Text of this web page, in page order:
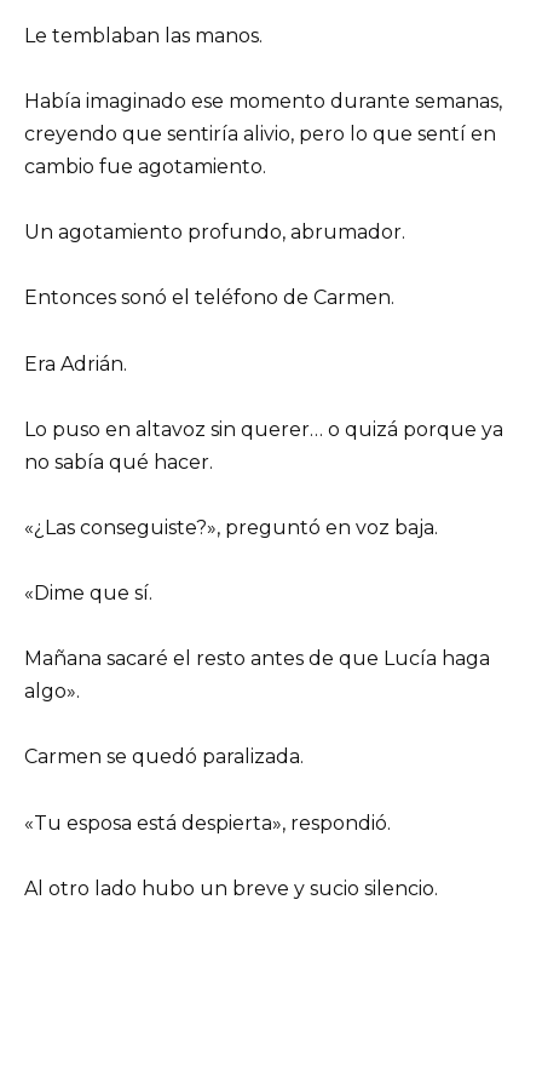
Le temblaban las manos.
Había imaginado ese momento durante semanas,
creyendo que sentiría alivio, pero lo que sentí en
cambio fue agotamiento.
Un agotamiento profundo, abrumador.
Entonces sonó el teléfono de Carmen.
Era Adrián.
Lo puso en altavoz sin querer… o quizá porque ya
no sabía qué hacer.
«¿Las conseguiste?», preguntó en voz baja.
«Dime que sí.
Mañana sacaré el resto antes de que Lucía haga
algo».
Carmen se quedó paralizada.
«Tu esposa está despierta», respondió.
Al otro lado hubo un breve y sucio silencio.